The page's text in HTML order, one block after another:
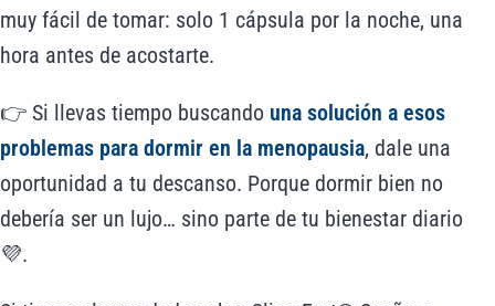
muy fácil de tomar: solo 1 cápsula por la noche, una
hora antes de acostarte.
👉 Si llevas tiempo buscando una solución a esos
problemas para dormir en la menopausia, dale una
oportunidad a tu descanso. Porque dormir bien no
debería ser un lujo… sino parte de tu bienestar diario
💜.